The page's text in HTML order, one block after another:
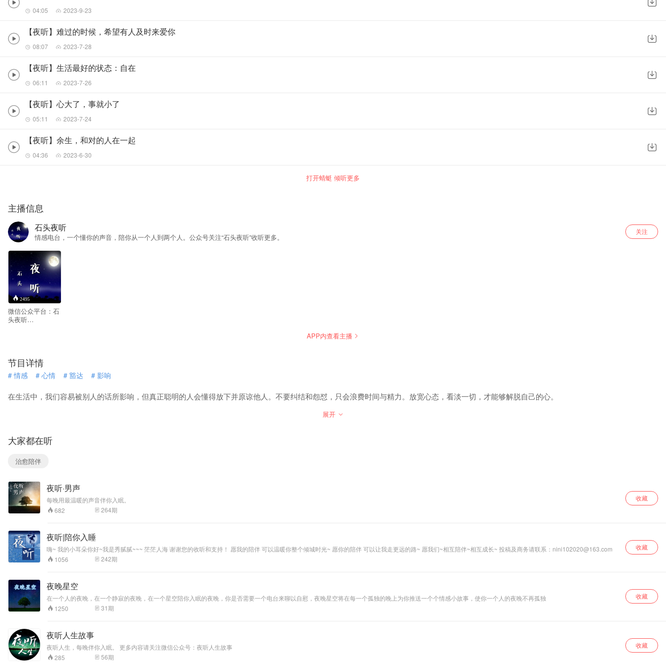
04:05 2023-9-23
【夜听】难过的时候，希望有人及时来爱你
08:07 2023-7-28
【夜听】生活最好的状态：自在
06:11 2023-7-26
【夜听】心大了，事就小了
05:11 2023-7-24
【夜听】余生，和对的人在一起
04:36 2023-6-30
打开蜻蜓 倾听更多
主播信息
石头夜听
情感电台，一个懂你的声音，陪你从一个人到两个人。公众号关注“石头夜听”收听更多。
关注
2495
微信公众平台：石
头夜听
听，陪你一起诉说
心事，用我的声音
讲诉你们的故事。
APP内查看主播
节目详情
#情感 # 心情 # 豁达 # 影响
在生活中，我们容易被别人的话所影响，但真正聪明的人会懂得放下并原谅他人。不要纠结和怨怼，只会浪费时间与精力。放宽心态，看淡一切，才能够解脱自己的心。
展开
大家都在听
治愈陪伴
夜听·男声
每晚用最温暖的声音伴你入眠。
682
264期
收藏
夜听|陪你入睡
嗨~ 我的小耳朵你好~我是秀腻腻~~~ 茫茫人海 谢谢您的收听和支持！ 愿我的陪伴 可以温暖你整个倾城时光~ 愿你的陪伴 可以让我走更远的路~ 愿我们~相互陪伴~相互成长~ 投稿及商务请联系：nini102020@163.com
1056
242期
收藏
夜晚星空
在一个人的夜晚，在一个静寂的夜晚，在一个星空陪你入眠的夜晚，你是否需要一个电台来聊以自慰，夜晚星空将在每一个孤独的晚上为你推送一个个情感小故事，使你一个人的夜晚不再孤独
1250
31期
收藏
夜听人生故事
夜听人生，每晚伴你入眠。 更多内容请关注微信公众号：夜听人生故事
285
56期
收藏